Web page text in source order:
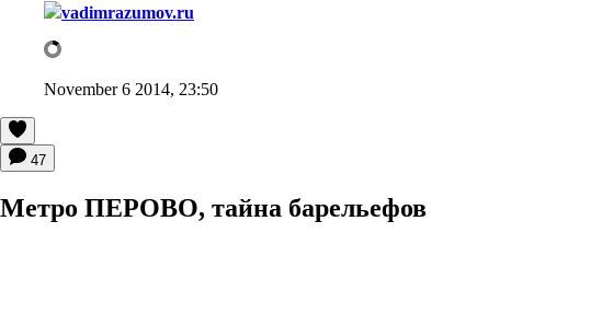
vadimrazumov.ru
November 6 2014, 23:50
47
Метро ПЕРОВО, тайна барельефов